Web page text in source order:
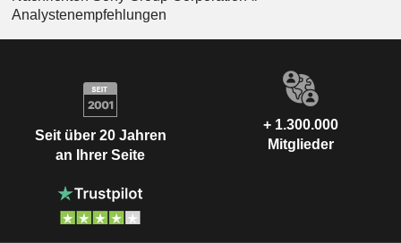
Analystenempfehlungen
Seit über 20 Jahren
an Ihrer Seite
+ 1.300.000
Mitglieder